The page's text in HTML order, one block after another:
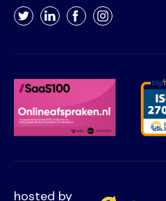
TwitterLinkedInFacebookInstagram
hosted by